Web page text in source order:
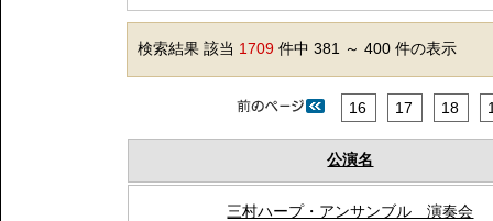
検索結果 該当 1709 件中 381 ～ 400 件の表示
16 17 18
公演名
三村ハープ・アンサンブル 演奏会